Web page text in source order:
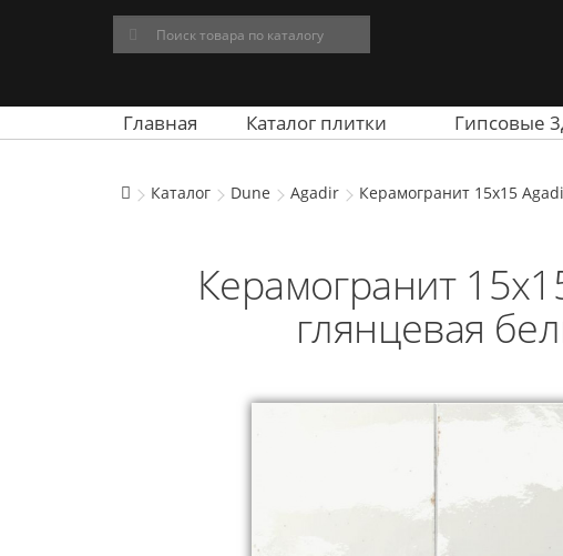
Главная Каталог плитки Гипсовые
Каталог Dune Agadir Керамогранит 15x15
Керамогранит
глянцевая